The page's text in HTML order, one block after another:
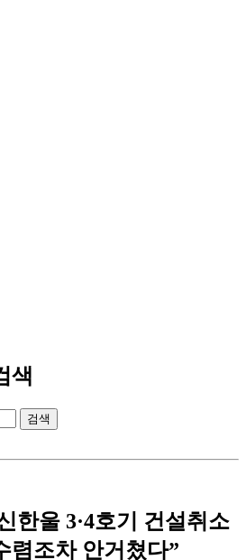
색
한울 3·4호기 건설취소
렴조차 안거쳤다”